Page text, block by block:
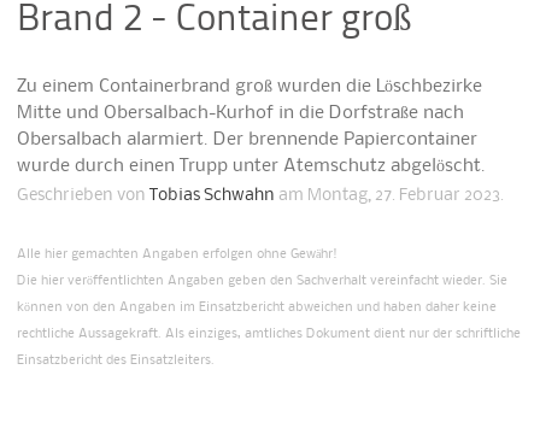
Brand 2 - Container groß
Zu einem Containerbrand groß wurden die Löschbezirke
Mitte und Obersalbach-Kurhof in die Dorfstraße nach
Obersalbach alarmiert. Der brennende Papiercontainer
wurde durch einen Trupp unter Atemschutz abgelöscht.
Geschrieben von
Tobias Schwahn am Montag, 27. Februar 2023.
Alle hier gemachten Angaben erfolgen ohne Gewähr!
Die hier veröffentlichten Angaben geben den Sachverhalt vereinfacht wieder. Sie
können von den Angaben im Einsatzbericht abweichen und haben daher keine
rechtliche Aussagekraft. Als einziges, amtliches Dokument dient nur der schriftliche
Einsatzbericht des Einsatzleiters.